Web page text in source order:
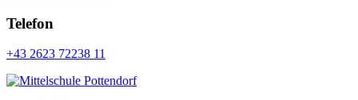
Telefon
+43 2623 72238 11